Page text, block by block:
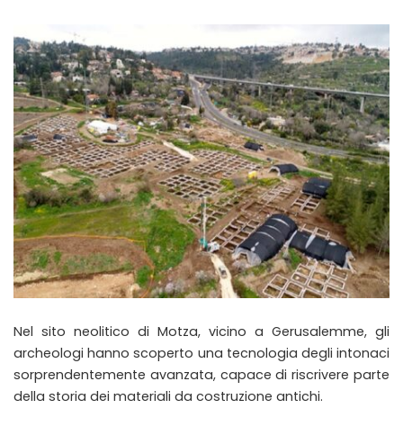
Nel sito neolitico di Motza, vicino a Gerusalemme, gli
archeologi hanno scoperto una tecnologia degli intonaci
sorprendentemente avanzata, capace di riscrivere parte
della storia dei materiali da costruzione antichi.